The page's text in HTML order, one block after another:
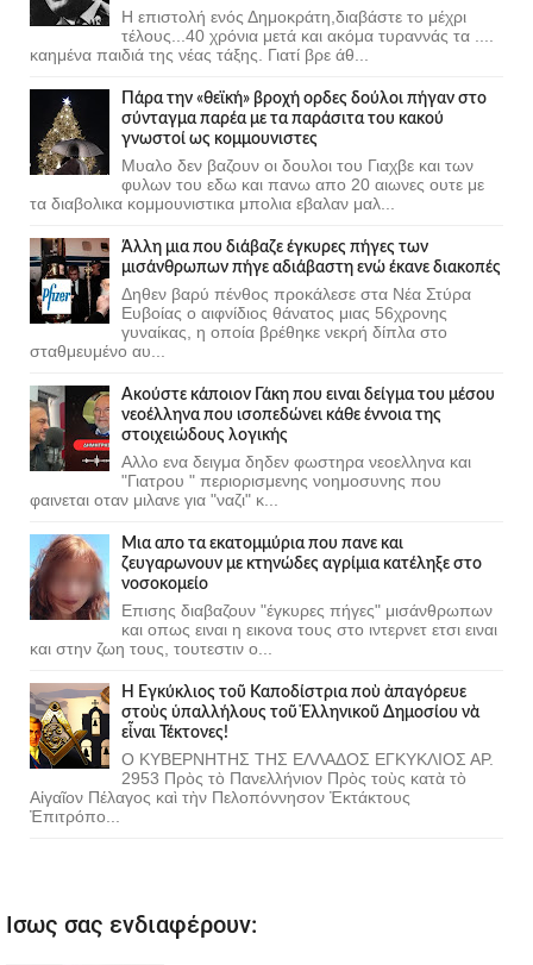
Η επιστολή ενός Δημοκράτη,διαβάστε το μέχρι
τέλους...40 χρόνια μετά και ακόμα τυραννάς τα ....
καημένα παιδιά της νέας τάξης. Γιατί βρε άθ...
Πάρα την «θεϊκή» βροχή ορδες δούλοι πήγαν στο
σύνταγμα παρέα με τα παράσιτα του κακού
γνωστοί ως κομμουνιστες
Μυαλο δεν βαζουν οι δουλοι του Γιαχβε και των
φυλων του εδω και πανω απο 20 αιωνες ουτε με
τα διαβολικα κομμουνιστικα μπολια εβαλαν μαλ...
Άλλη μια που διάβαζε έγκυρες πήγες των
μισάνθρωπων πήγε αδιάβαστη ενώ έκανε διακοπές
Δηθεν βαρύ πένθος προκάλεσε στα Νέα Στύρα
Ευβοίας ο αιφνίδιος θάνατος μιας 56χρονης
γυναίκας, η οποία βρέθηκε νεκρή δίπλα στο
σταθμευμένο αυ...
Ακούστε κάποιον Γάκη που ειναι δείγμα του μέσου
νεοέλληνα που ισοπεδώνει κάθε έννοια της
στοιχειώδους λογικής
Αλλο ενα δειγμα δηδεν φωστηρα νεοελληνα και
"Γιατρου " περιορισμενης νοημοσυνης που
φαινεται οταν μιλανε για "ναζι" κ...
Μια απο τα εκατομμύρια που πανε και
ζευγαρωνουν με κτηνώδες αγρίμια κατέληξε στο
νοσοκομείο
Επισης διαβαζουν "έγκυρες πήγες" μισάνθρωπων
και οπως ειναι η εικονα τους στο ιντερνετ ετσι ειναι
και στην ζωη τους, τουτεστιν ο...
Ἡ Ἐγκύκλιος τοῦ Καποδίστρια ποὺ ἀπαγόρευε
στοὺς ὑπαλλήλους τοῦ Ἑλληνικοῦ Δημοσίου νὰ
εἶναι Τέκτονες!
Ο ΚΥΒΕΡΝΗΤΗΣ ΤΗΣ ΕΛΛΑΔΟΣ ΕΓΚΥΚΛΙΟΣ ΑΡ.
2953 Πρὸς τὸ Πανελλήνιον Πρὸς τοὺς κατὰ τὸ
Αἰγαῖον Πέλαγος καὶ τὴν Πελοπόννησον Ἐκτάκτους
Ἐπιτρόπο...